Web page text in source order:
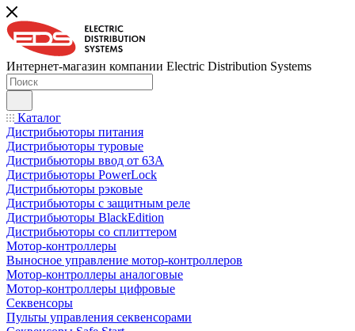
Интернет-магазин компании Electric Distribution Systems
Каталог
Дистрибьюторы питания
Дистрибьюторы туровые
Дистрибьюторы ввод от 63A
Дистрибьюторы PowerLock
Дистрибьюторы рэковые
Дистрибьюторы с защитным реле
Дистрибьюторы BlackEdition
Дистрибьюторы со сплиттером
Мотор-контроллеры
Выносное управление мотор-контроллеров
Мотор-контроллеры аналоговые
Мотор-контроллеры цифровые
Секвенсоры
Пульты управления секвенсорами